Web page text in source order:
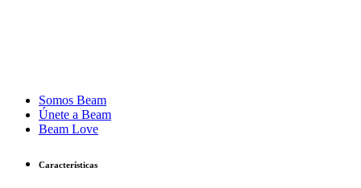
Somos Beam
Únete a Beam
Beam Love
Características